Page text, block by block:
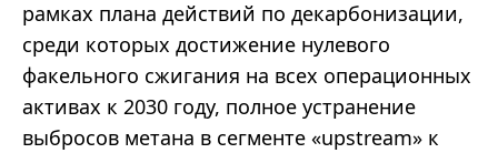
рамках плана действий по декарбонизации,
среди которых достижение нулевого
факельного сжигания на всех операционных
активах к 2030 году, полное устранение
выбросов метана в сегменте «upstream» к